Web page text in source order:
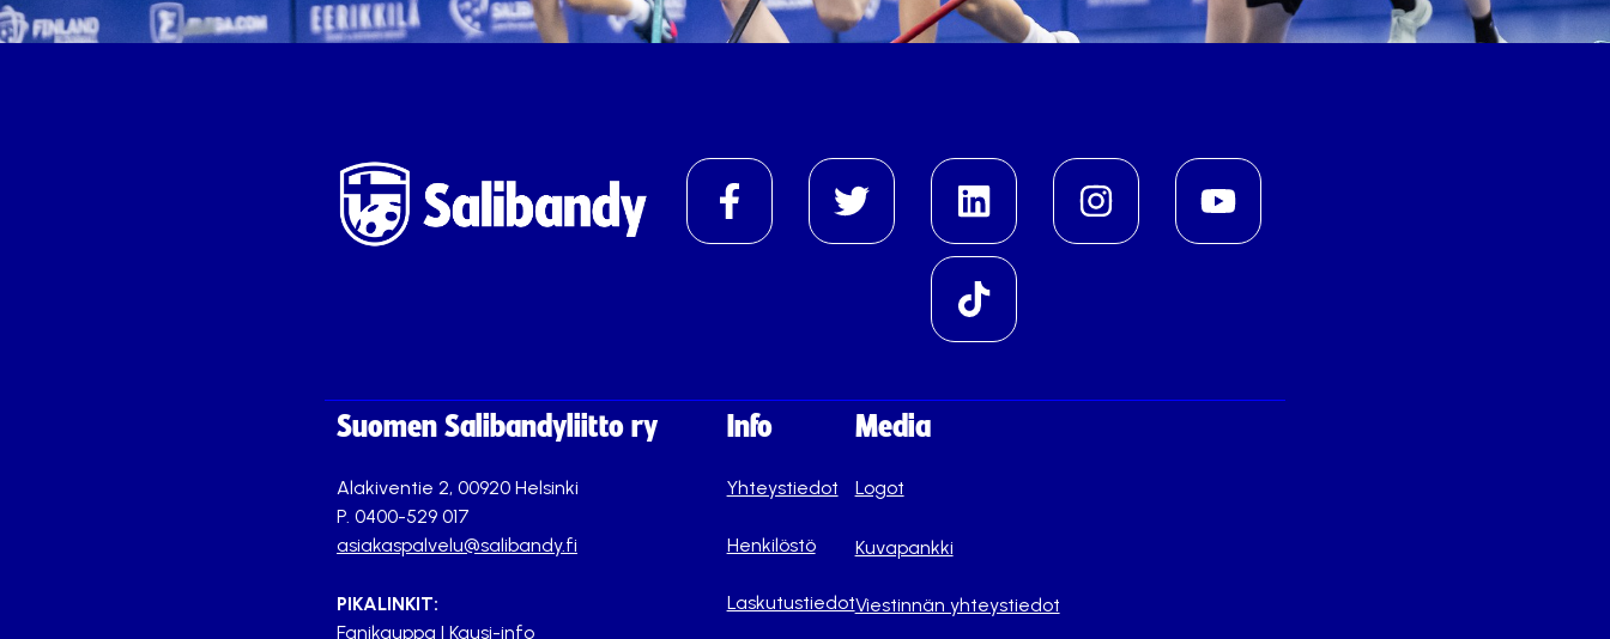
Suomen Salibandyliitto ry
Alakiventie 2, 00920 Helsinki
P. 0400-529 017
asiakaspalvelu@salibandy.fi
PIKALINKIT:
Fanikauppa | Kausi-info
Info
Yhteystiedot
Henkilöstö
Laskutustiedot
Media
Logot
Kuvapankki
Viestinnän yhteystiedot